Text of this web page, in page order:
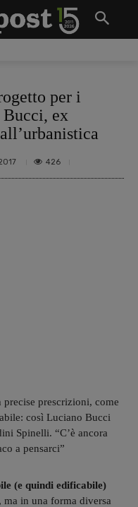
per i
ex
426
prescrizioni, come
così Luciano Bucci
Spinelli. “C’è ancora
a pensarci”
(e quindi edificabile)
ma in una forma diversa